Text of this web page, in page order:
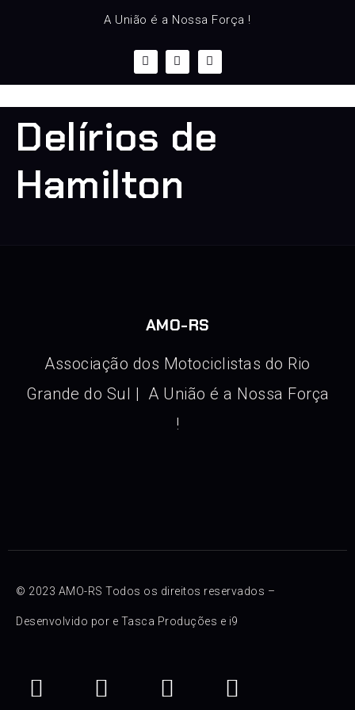
A União é a Nossa Força !
Delírios de
Hamilton
AMO-RS
Associação dos Motociclistas do Rio
Grande do Sul | A União é a Nossa Força
!
© 2023 AMO-RS Todos os direitos reservados –
Desenvolvido por e Tasca Produções e i9